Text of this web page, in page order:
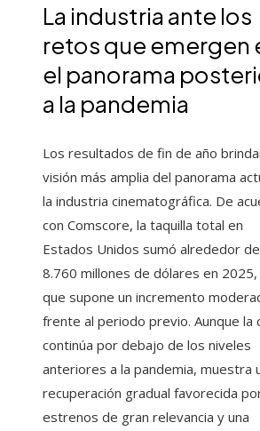
La industria ante los
retos que emergen
el panorama
a la pandemia
Los resultados de fin de año
visión más amplia del panorama
la industria cinematográfica. De
con Comscore, la taquilla total en
Estados Unidos sumó alrededor de
8.760 millones de dólares en 2025,
que supone un incremento
frente al periodo previo. Aunque la
continúa por debajo de los niveles
anteriores a la pandemia, muestra
recuperación gradual favorecida
estrenos de gran relevancia y una